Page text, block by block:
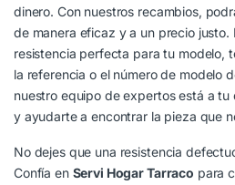
dinero. Con nuestros recambios,
de manera eficaz y a un precio justo.
resistencia perfecta para tu modelo,
la referencia o el número de modelo
nuestro equipo de expertos está a tu
y ayudarte a encontrar la pieza que
No dejes que una resistencia
Confía en Servi Hogar Tarraco para